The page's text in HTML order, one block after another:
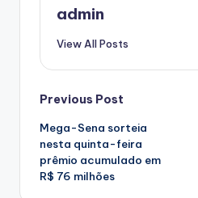
admin
View All Posts
Post
navigation
Previous Post
Mega-Sena sorteia
nesta quinta-feira
prêmio acumulado em
R$ 76 milhões